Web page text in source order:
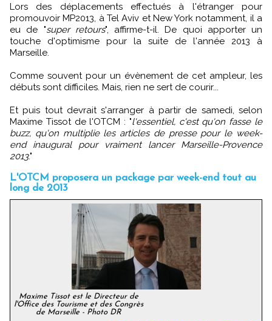
Lors des déplacements effectués à l'étranger pour
promouvoir MP2013, à Tel Aviv et New York notamment, il a
eu de "super retours", affirme-t-il. De quoi apporter un
touche d'optimisme pour la suite de l'année 2013 à
Marseille.
Comme souvent pour un évènement de cet ampleur, les
débuts sont difficiles. Mais, rien ne sert de courir...
Et puis tout devrait s'arranger à partir de samedi, selon
Maxime Tissot de l'OTCM : "l'essentiel, c'est qu'on fasse le
buzz, qu'on multiplie les articles de presse pour le week-
end inaugural pour vraiment lancer Marseille-Provence
2013."
L'OTCM proposera un package par week-end tout au
long de 2013
Maxime Tissot est le Directeur de
l'Office des Tourisme et des Congrès
de Marseille - Photo DR